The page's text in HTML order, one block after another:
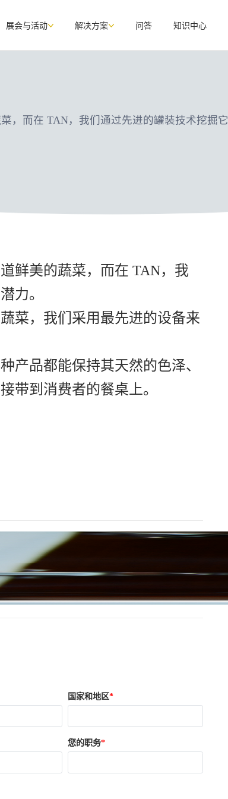
展会与活动 解决方案 问答 知识中心
，而在 TAN，我们通过先进的罐装技术挖掘它
鲜美的蔬菜，而在 TAN，我
力。
菜，我们采用最先进的设备来
产品都能保持其天然的色泽、
带到消费者的餐桌上。
国家和地区
您的职务